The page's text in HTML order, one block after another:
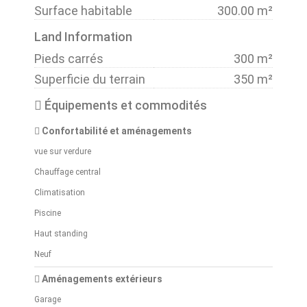
Surface habitable
300.00 m²
Land Information
Pieds carrés
300 m²
Superficie du terrain
350 m²
Équipements et commodités
Confortabilité et aménagements
vue sur verdure
Chauffage central
Climatisation
Piscine
Haut standing
Neuf
Aménagements extérieurs
Garage